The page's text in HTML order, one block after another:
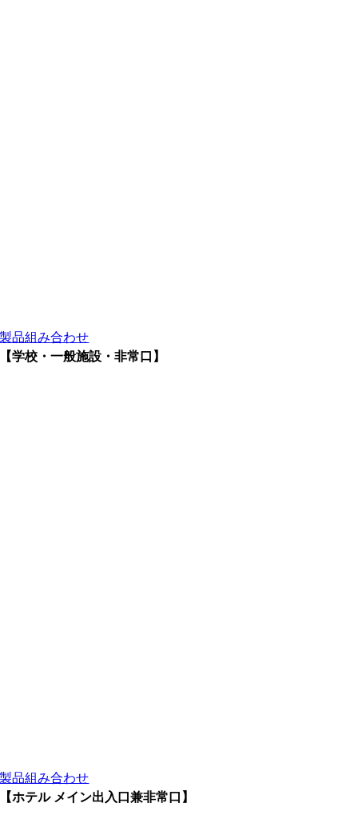
製品組み合わせ
【学校・一般施設・非常口】
製品組み合わせ
【ホテル メイン出入口兼非常口】